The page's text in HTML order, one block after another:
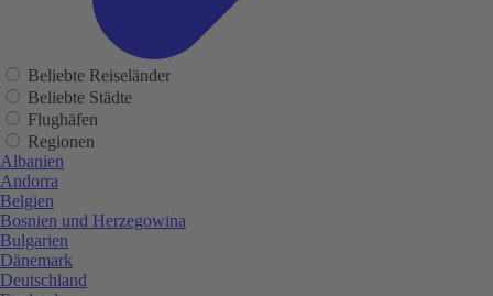
Beliebte Reiseländer
Beliebte Städte
Flughäfen
Regionen
Albanien
Andorra
Belgien
Bosnien und Herzegowina
Bulgarien
Dänemark
Deutschland